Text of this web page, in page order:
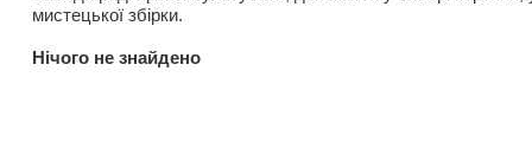
мистецької збірки.
Нiчого не знайдено